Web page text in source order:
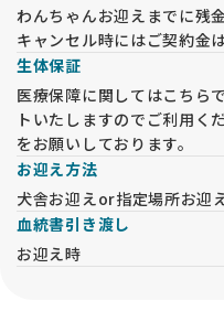
わんちゃんお迎えまでに残
キャンセル時にはご契約金
生体保証
医療保障に関してはこちら
トいたしますのでご利用く
をお願いしております。
お迎え方法
犬舎お迎えor指定場所お迎
血統書引き渡し
お迎え時